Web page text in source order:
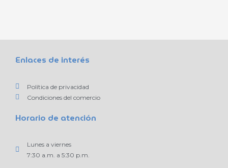
Enlaces de interés
Política de privacidad
Condiciones del comercio
Horario de atención
Lunes a viernes
7:30 a.m. a 5:30 p.m.